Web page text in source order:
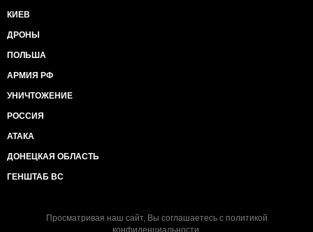
КИЕВ
ДРОНЫ
ПОЛЬША
АРМИЯ РФ
УНИЧТОЖЕНИЕ
РОССИЯ
АТАКА
ДОНЕЦКАЯ ОБЛАСТЬ
ГЕНШТАБ ВС
Просматривая наш сайт, Вы соглашаетесь с политикой
конфиденциальности